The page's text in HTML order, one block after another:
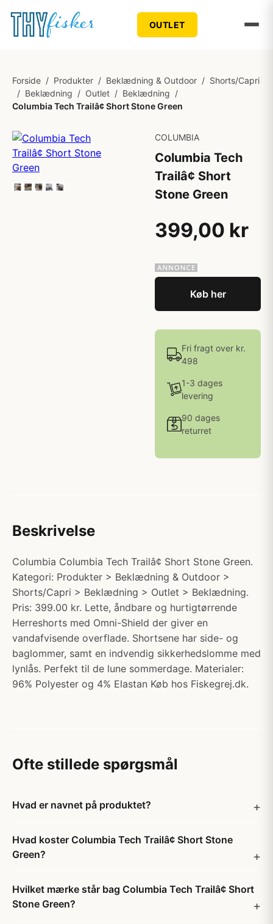
OUTLET
Forside / Produkter / Beklædning & Outdoor / Shorts/Capri
/ Beklædning / Outlet / Beklædning /
Columbia Tech Trailâ¢ Short Stone Green
COLUMBIA
Columbia Tech
Trailâ¢ Short
Stone Green
399,00 kr
Køb her
Fri fragt over kr.
498
1-3 dages
levering
90 dages
returret
Beskrivelse
Columbia Columbia Tech Trailâ¢ Short Stone Green.
Kategori: Produkter > Beklædning & Outdoor >
Shorts/Capri > Beklædning > Outlet > Beklædning.
Pris: 399.00 kr. Lette, åndbare og hurtigtørrende
Herreshorts med Omni-Shield der giver en
vandafvisende overflade. Shortsene har side- og
baglommer, samt en indvendig sikkerhedslomme med
lynlås. Perfekt til de lune sommerdage. Materialer:
96% Polyester og 4% Elastan Køb hos Fiskegrej.dk.
Ofte stillede spørgsmål
Hvad er navnet på produktet?
Hvad koster Columbia Tech Trailâ¢ Short Stone
Green?
Hvilket mærke står bag Columbia Tech Trailâ¢ Short
Stone Green?